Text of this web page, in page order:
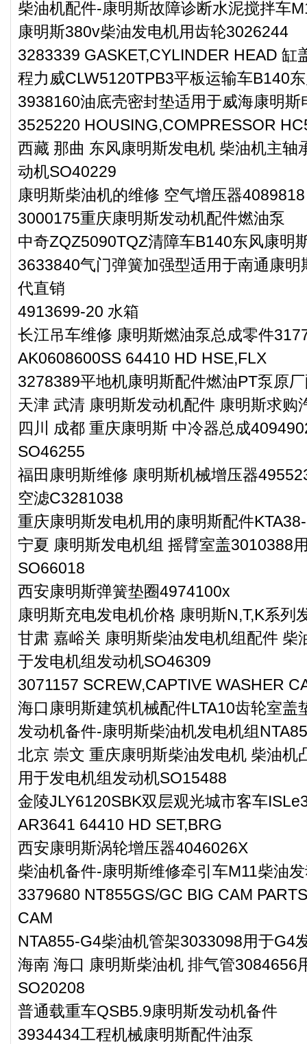
柴油机配件-康明斯故障诊断水泥搅拌车
康明斯380v柴油发电机用齿轮3026244
3283339 GASKET,CYLINDER HEAD 缸
程力威CLW5120TPB3平板运输车B140
3938160油底壳密封垫适用于威海康明
3525220 HOUSING,COMPRESSOR
西藏 那曲 东风康明斯发电机 柴油机主轴
动机SO40229
康明斯柴油机的维修 空气增压器4089818
3000175重庆康明斯发动机配件燃油泵
中奇ZQZ5090TQZ清障车B140东风康明
3633840气门弹簧加强型适用于南通康明
代直销
4913699-20 水箱
长江吊车维修 康明斯燃油泵总成零件
AK0608600SS 64410 HD HSE,FLX
3278389平地机康明斯配件燃油PT泵原
天津 武清 康明斯发动机配件 康明斯求购
四川 成都 重庆康明斯 中冷器总成
SO46255
福田康明斯维修 康明斯机械增压器
空滤C3281038
重庆康明斯发电机用的康明斯配件
宁夏 康明斯发电机组 摇臂室盖3010388
SO66018
西安康明斯弹簧垫圈4974100x
康明斯充电发电机价格 康明斯N,T,K系列
甘肃 嘉峪关 康明斯柴油发电机组配件 柴
于发电机组发动机SO46309
3071157 SCREW,CAPTIVE WASHER
海口康明斯建筑机械配件LTA10齿轮室盖
发动机备件-康明斯柴油机发电机组
北京 崇文 重庆康明斯柴油发电机 柴油机
用于发电机组发动机SO15488
金陵JLY6120SBK双层观光城市客车
AR3641 64410 HD SET,BRG
西安康明斯涡轮增压器4046026X
柴油机备件-康明斯维修牵引车M11柴油
3379680 NT855GS/GC BIG CAM
CAM
NTA855-G4柴油机管架3033098用于G4
海南 海口 康明斯柴油机 排气管3084656
SO20208
普通载重车QSB5.9康明斯发动机备件
3934434工程机械康明斯配件油泵